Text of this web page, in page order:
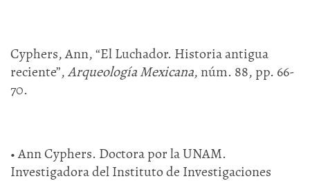
Cyphers, Ann, “El Luchador. Historia antigua
reciente”,Arqueología Mexicana, núm. 88, pp. 66-
70.
• Ann Cyphers. Doctora por la UNAM.
Investigadora del Instituto de Investigaciones